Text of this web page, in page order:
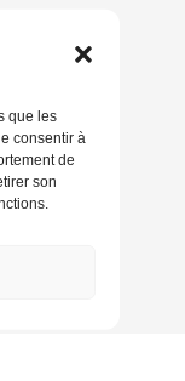
que les
consentir à
de
son